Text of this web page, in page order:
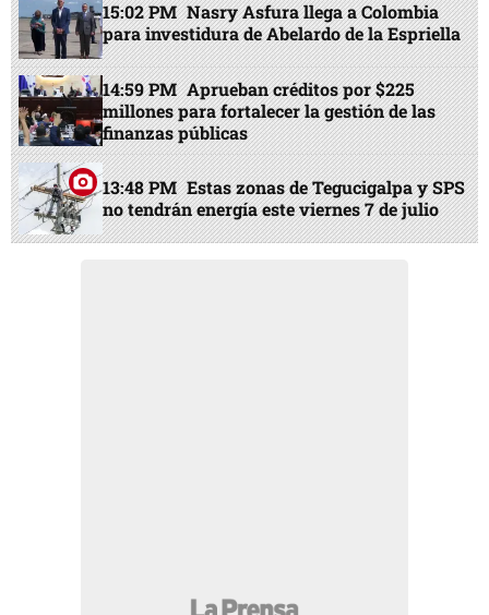
15:02 PM Nasry Asfura llega a Colombia
para investidura de Abelardo de la Espriella
14:59 PM Aprueban créditos por $225
millones para fortalecer la gestión de las
finanzas públicas
13:48 PM Estas zonas de Tegucigalpa y SPS
no tendrán energía este viernes 7 de julio